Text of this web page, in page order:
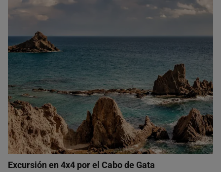
Excursión en 4x4 por el Cabo de Gata